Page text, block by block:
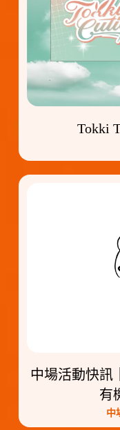
Tokki
中場活動快訊
有
中